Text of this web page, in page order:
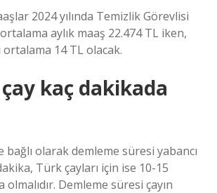
2024 yılında Temizlik Görevlisi
aylık maaş 22.474 TL iken,
ortalama 14 TL olacak.
çay kaç dakikada
bağlı olarak demleme süresi yabancı
Türk çayları için ise 10-15
olmalıdır. Demleme süresi çayın